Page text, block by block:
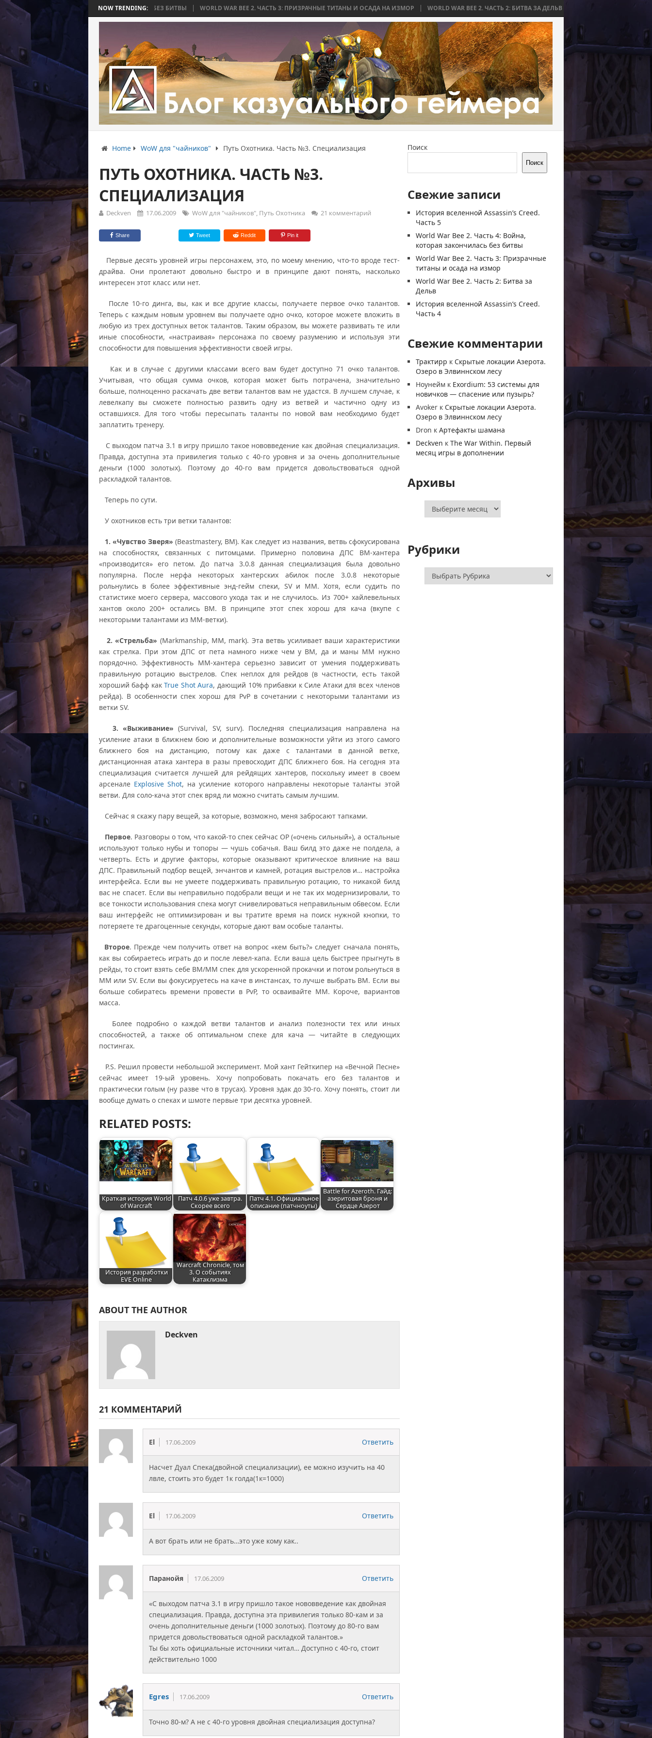
NOW TRENDING:
4: ВОЙНА, КОТОРАЯ ЗАКОНЧИЛАСЬ БЕЗ БИТВЫ WORLD WAR BEE 2. ЧАСТЬ 3: ПРИЗРАЧНЫЕ ТИТАНЫ И ОСАДА НА ИЗМОР WORLD WAR BEE 2. ЧАСТЬ 2: БИТВА ЗА ДЕЛЬВ WORLD WAR BEE 2. ЧАСТЬ 1:
Home WoW для "чайников" Путь Охотника. Часть №3. Специализация
ПУТЬ ОХОТНИКА. ЧАСТЬ №3.
СПЕЦИАЛИЗАЦИЯ
Deckven 17.06.2009 WoW для "чайников", Путь Охотника 21 комментарий
Share Tweet Reddit Pin it
Первые десять уровней игры персонажем, это, по моему мнению, что-то вроде тест-
драйва. Они пролетают довольно быстро и в принципе дают понять, насколько
интересен этот класс или нет.
После 10-го динга, вы, как и все другие классы, получаете первое очко талантов.
Теперь с каждым новым уровнем вы получаете одно очко, которое можете вложить в
любую из трех доступных веток талантов. Таким образом, вы можете развивать те или
иные способности, «настраивая» персонажа по своему разумению и используя эти
способности для повышения эффективности своей игры.
Как и в случае с другими классами всего вам будет доступно 71 очко талантов.
Учитывая, что общая сумма очков, которая может быть потрачена, значительно
больше, полноценно раскачать две ветви талантов вам не удастся. В лучшем случае, к
левелкапу вы сможете полностью развить одну из ветвей и частично одну из
оставшихся. Для того чтобы пересыпать таланты по новой вам необходимо будет
заплатить тренеру.
С выходом патча 3.1 в игру пришло такое нововведение как двойная специализация.
Правда, доступна эта привилегия только с 40-го уровня и за очень дополнительные
деньги (1000 золотых). Поэтому до 40-го вам придется довольствоваться одной
раскладкой талантов.
Теперь по сути.
У охотников есть три ветки талантов:
1. «Чувство Зверя» (Beastmasterу, BM). Как следует из названия, ветвь сфокусирована
на способностях, связанных с питомцами. Примерно половина ДПС ВМ-хантера
«производится» его петом. До патча 3.0.8 данная специализация была довольно
популярна. После нерфа некоторых хантерских абилок после 3.0.8 некоторые
рольнулись в более эффективные энд-гейм спеки, SV и MM. Хотя, если судить по
статистике моего сервера, массового ухода так и не случилось. Из 700+ хайлевельных
хантов около 200+ остались BM. В принципе этот спек хорош для кача (вкупе с
некоторыми талантами из MM-ветки).
2. «Стрельба» (Markmanship, MM, mark). Эта ветвь усиливает ваши характеристики
как стрелка. При этом ДПС от пета намного ниже чем у ВМ, да и маны ММ нужно
порядочно. Эффективность ММ-хантера серьезно зависит от умения поддерживать
правильную ротацию выстрелов. Спек неплох для рейдов (в частности, есть такой
хороший бафф какTrue Shot Aura, дающий 10% прибавки к Силе Атаки для всех членов
рейда). В особенности спек хорош для PvP в сочетании с некоторыми талантами из
ветки SV.
3. «Выживание» (Survival, SV, surv). Последняя специализация направлена на
усиление атаки в ближнем бою и дополнительные возможности уйти из этого самого
ближнего боя на дистанцию, потому как даже с талантами в данной ветке,
дистанционная атака хантера в разы превосходит ДПС ближнего боя. На сегодня эта
специализация считается лучшей для рейдящих хантеров, поскольку имеет в своем
арсенале Explosive Shot, на усиление которого направлены некоторые таланты этой
ветви. Для соло-кача этот спек вряд ли можно считать самым лучшим.
Сейчас я скажу пару вещей, за которые, возможно, меня забросают тапками.
Первое. Разговоры о том, что какой-то спек сейчас ОР («очень сильный»), а остальные
используют только нубы и топоры — чушь собачья. Ваш билд это даже не полдела, а
четверть. Есть и другие факторы, которые оказывают критическое влияние на ваш
ДПС. Правильный подбор вещей, энчантов и камней, ротация выстрелов и… настройка
интерфейса. Если вы не умеете поддерживать правильную ротацию, то никакой билд
вас не спасет. Если вы неправильно подобрали вещи и не так их модернизировали, то
все тонкости использования спека могут снивелироваться неправильным обвесом. Если
ваш интерфейс не оптимизирован и вы тратите время на поиск нужной кнопки, то
потеряете те драгоценные секунды, которые дают вам особые таланты.
Второе. Прежде чем получить ответ на вопрос «кем быть?» следует сначала понять,
как вы собираетесь играть до и после левел-капа. Если ваша цель быстрее прыгнуть в
рейды, то стоит взять себе BM/MM спек для ускоренной прокачки и потом рольнуться в
MM или SV. Если вы фокусируетесь на каче в инстансах, то лучше выбрать BM. Если вы
больше собиратесь времени провести в PvP, то осваивайте ММ. Короче, вариантов
масса.
Более подробно о каждой ветви талантов и анализ полезности тех или иных
способностей, а также об оптимальном спеке для кача — читайте в следующих
постингах.
P.S. Решил провести небольшой эксперимент. Мой хант Гейткипер на «Вечной Песне»
сейчас имеет 19-ый уровень. Хочу попробовать покачать его без талантов и
практически голым (ну разве что в трусах). Уровня эдак до 30-го. Хочу понять, стоит ли
вообще думать о спеках и шмоте первые три десятка уровней.
RELATED POSTS:
Краткая история World
of Warcraft
Патч 4.0.6 уже завтра.
Скорее всего
Патч 4.1. Официальное
описание (патчноуты)
Battle for Azeroth. Гайд:
азеритовая броня и
Сердце Азерот
История разработки
EVE Online
Warcraft Chronicle, том
3. О событиях
Катаклизма
ABOUT THE AUTHOR
Deckven
21 КОММЕНТАРИЙ
El 17.06.2009 Ответить
Насчет Дуал Спека(двойной специализации), ее можно изучить на 40
лвле, стоить это будет 1к голда(1к=1000)
El 17.06.2009 Ответить
А вот брать или не брать…это уже кому как..
Паранойя 17.06.2009 Ответить
«С выходом патча 3.1 в игру пришло такое нововведение как двойная
специализация. Правда, доступна эта привилегия только 80-кам и за
очень дополнительные деньги (1000 золотых). Поэтому до 80-го вам
придется довольствоваться одной раскладкой талантов.»
Ты бы хоть официальные источники читал… Доступно с 40-го, стоит
действительно 1000
Egres 17.06.2009 Ответить
Точно 80-м? А не с 40-го уровня двойная специализация доступна?
Поиск
Поиск
Свежие записи
История вселенной Assassin’s Creed.
Часть 5
World War Bee 2. Часть 4: Война,
которая закончилась без битвы
World War Bee 2. Часть 3: Призрачные
титаны и осада на измор
World War Bee 2. Часть 2: Битва за
Дельв
История вселенной Assassin’s Creed.
Часть 4
Свежие комментарии
Трактирр к Скрытые локации Азерота.
Озеро в Элвиннском лесу
Ноунейм к Exordium: 53 системы для
новичков — спасение или пузырь?
Avoker к Скрытые локации Азерота.
Озеро в Элвиннском лесу
Dron кАртефакты шамана
Deckven кThe War Within. Первый
месяц игры в дополнении
Архивы
Архивы
Рубрики
Рубрики